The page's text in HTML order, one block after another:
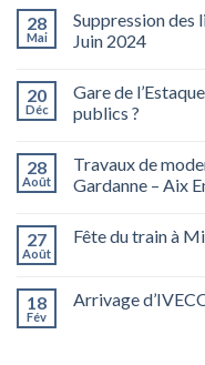
28
Mai
Suppression des
Juin 2024
20
Déc
Gare de
publics ?
28
Août
Travaux de
Gardanne – Aix
27
Août
Fête du train à
18
Fév
Arrivage